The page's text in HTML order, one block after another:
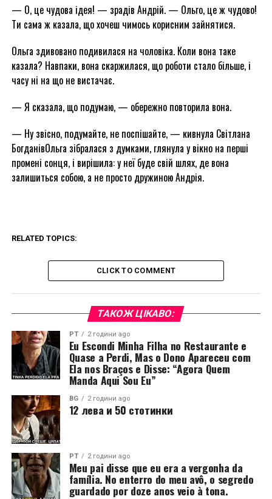
— О, це чудова ідея! — зрадів Андрій. — Ольго, це ж чудово!
Ти сама ж казала, що хочеш чимось корисним зайнятися.
Ольга здивовано подивилася на чоловіка. Коли вона таке
казала? Навпаки, вона скаржилася, що роботи стало більше, і
часу ні на що не вистачає.
— Я сказала, що подумаю, — обережно повторила вона.
— Ну звісно, подумайте, не поспішайте, — кивнула Світлана
БогданівОльга зібралася з думками, глянула у вікно на перші
промені сонця, і вирішила: у неї буде свій шлях, де вона
залишиться собою, а не просто дружиною Андрія.
RELATED TOPICS:
CLICK TO COMMENT
ТАКОЖ ЦІКАВО:
PT 2 години ago
Eu Escondi Minha Filha no Restaurante e
Quase a Perdi, Mas o Dono Apareceu com
Ela nos Braços e Disse: “Agora Quem
Manda Aqui Sou Eu”
BG 2 години ago
12 лева и 50 стотинки
PT 2 години ago
Meu pai disse que eu era a vergonha da
família. No enterro do meu avô, o segredo
guardado por doze anos veio à tona.